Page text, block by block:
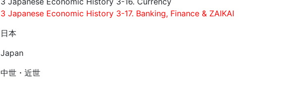
3 Japanese Economic History 3-17. Banking, Finance & ZAIKAI
日本
Japan
中世・近世